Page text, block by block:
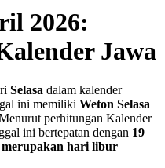
2026:
Jawa
Selasa dalam kalender
ini memiliki Weton Selasa
perhitungan Kalender
ini bertepatan dengan 19
hari libur